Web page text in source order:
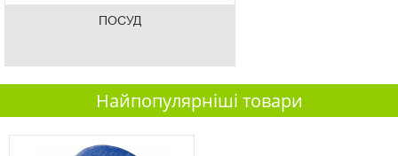
ПОСУД
Найпопулярніші товари